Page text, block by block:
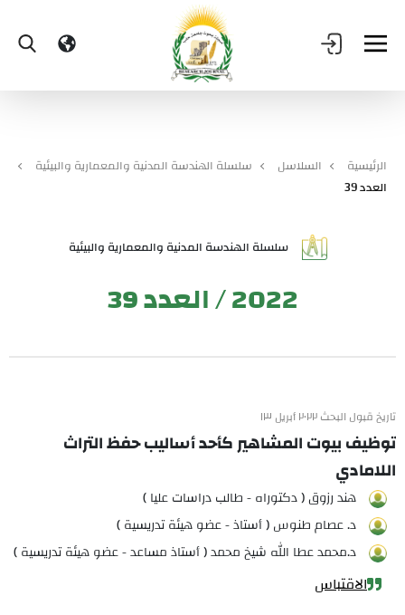
الرئيسية السلاسل
سلسلة الهندسة المدنية والمعمارية والبيئية
العدد 39
سلسلة الهندسة المدنية والمعمارية والبيئية
2022 / العدد 39
تاريخ قبول البحث ٢٠٢٢ أبريل ١٣
توظيف بيوت المشاهير كأحد أساليب حفظ التراث
اللامادي
هند رزوق ( دكتوراه - طالب دراسات عليا )
د. عصام طنوس ( أستاذ - عضو هيئة تدريسية )
د.محمد عطا الله شيخ محمد ( أستاذ مساعد - عضو هيئة تدريسية )
الاقتباس